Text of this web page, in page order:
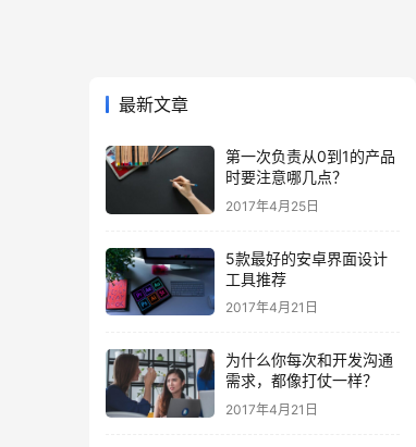
最新文章
第一次负责从0到1的产品
时要注意哪几点？
2017年4月25日
5款最好的安卓界面设计
工具推荐
2017年4月21日
为什么你每次和开发沟通
需求，都像打仗一样？
2017年4月21日